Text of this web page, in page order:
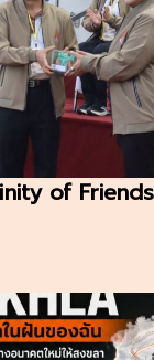
of